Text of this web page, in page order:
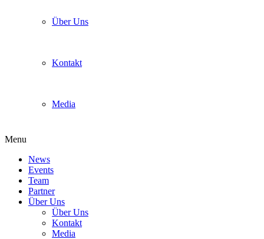
Über Uns
Kontakt
Media
Menu
News
Events
Team
Partner
Über Uns
Über Uns
Kontakt
Media